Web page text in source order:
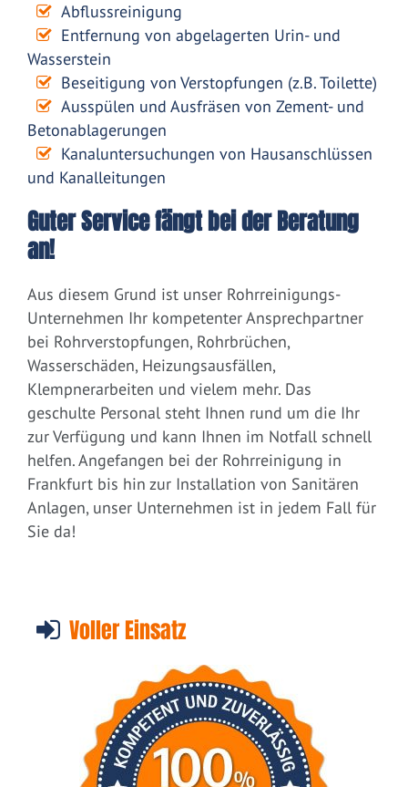
Abflussreinigung
Entfernung von abgelagerten Urin- und
Wasserstein
Beseitigung von Verstopfungen (z.B. Toilette)
Ausspülen und Ausfräsen von Zement- und
Betonablagerungen
Kanaluntersuchungen von Hausanschlüssen
und Kanalleitungen
Guter Service fängt bei der Beratung
an!
Aus diesem Grund ist unser Rohrreinigungs-
Unternehmen Ihr kompetenter Ansprechpartner
bei Rohrverstopfungen, Rohrbrüchen,
Wasserschäden, Heizungsausfällen,
Klempnerarbeiten und vielem mehr. Das
geschulte Personal steht Ihnen rund um die Ihr
zur Verfügung und kann Ihnen im Notfall schnell
helfen. Angefangen bei der Rohrreinigung in
Frankfurt bis hin zur Installation von Sanitären
Anlagen, unser Unternehmen ist in jedem Fall für
Sie da!
Voller Einsatz